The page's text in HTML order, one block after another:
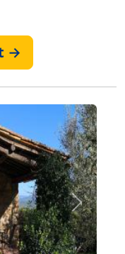
→
Weiter